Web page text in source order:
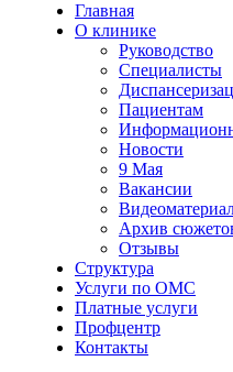
Главная
О клинике
Руководство
Специалисты
Пациентам
Новости
9 Мая
Вакансии
Архив
Отзывы
Структура
Услуги по ОМС
Платные услуги
Профцентр
Контакты